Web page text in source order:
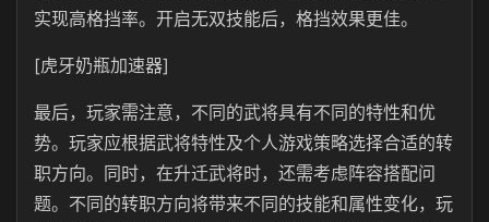
实现高格挡率。开启无双技能后，格挡效果更佳。
[虎牙奶瓶加速器]
最后，玩家需注意，不同的武将具有不同的特性和优
势。玩家应根据武将特性及个人游戏策略选择合适的转
职方向。同时，在升迁武将时，还需考虑阵容搭配问
题。不同的转职方向将带来不同的技能和属性变化，玩